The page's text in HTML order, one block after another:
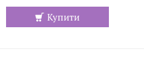
Купити